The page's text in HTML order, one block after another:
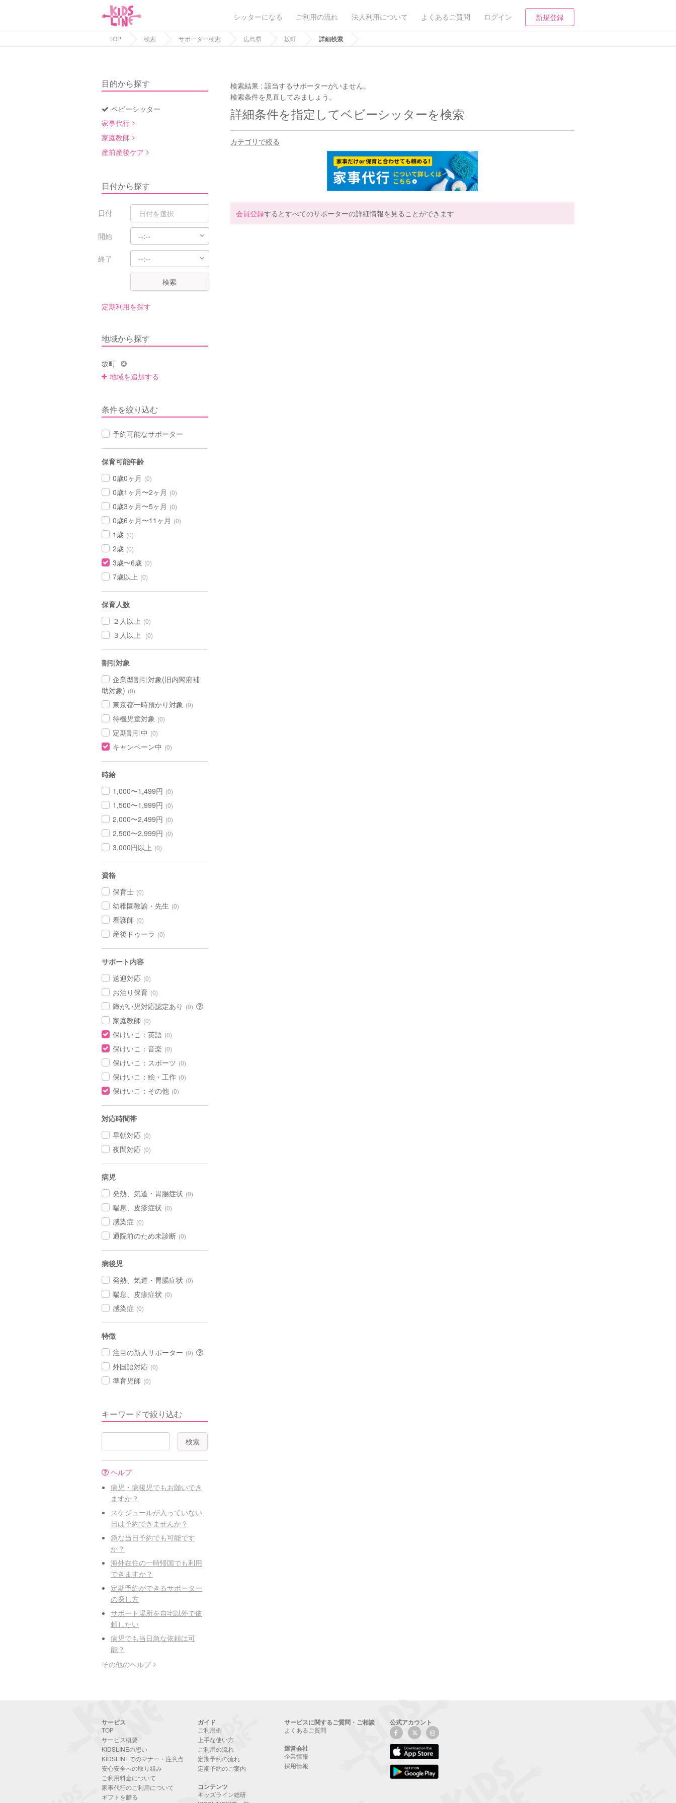
シッターになる ご利用の流れ 法人利用について よくあるご質問 ログイン 新規登録
TOP 検索 サポーター検索 広島県 坂町 詳細検索
目的から探す
ベビーシッター
家事代行
家庭教師
産前産後ケア
日付から探す
日付
開始
終了
検索
定期利用を探す
地域から探す
坂町
地域を追加する
条件を絞り込む
予約可能なサポーター
保育可能年齢
0歳0ヶ月 (0)
0歳1ヶ月〜2ヶ月 (0)
0歳3ヶ月〜5ヶ月 (0)
0歳6ヶ月〜11ヶ月 (0)
1歳 (0)
2歳 (0)
3歳〜6歳 (0)
7歳以上 (0)
保育人数
２人以上 (0)
３人以上 (0)
割引対象
企業型割引対象(旧内閣府補
助対象) (0)
東京都一時預かり対象 (0)
待機児童対象 (0)
定期割引中 (0)
キャンペーン中 (0)
時給
1,000〜1,499円 (0)
1,500〜1,999円 (0)
2,000〜2,499円 (0)
2,500〜2,999円 (0)
3,000円以上 (0)
資格
保育士 (0)
幼稚園教諭・先生 (0)
看護師 (0)
産後ドゥーラ (0)
サポート内容
送迎対応 (0)
お泊り保育 (0)
障がい児対応認定あり (0)
家庭教師 (0)
保けいこ：英語 (0)
保けいこ：音楽 (0)
保けいこ：スポーツ (0)
保けいこ：絵・工作 (0)
保けいこ：その他 (0)
対応時間帯
早朝対応 (0)
夜間対応 (0)
病児
発熱、気道・胃腸症状 (0)
喘息、皮疹症状 (0)
感染症 (0)
通院前のため未診断 (0)
病後児
発熱、気道・胃腸症状 (0)
喘息、皮疹症状 (0)
感染症 (0)
特徴
注目の新人サポーター (0)
外国語対応 (0)
準育児師 (0)
キーワードで絞り込む
ヘルプ
病児・病後児でもお願いでき
ますか？
スケジュールが入っていない
日は予約できませんか？
急な当日予約でも可能です
か？
海外在住の一時帰国でも利用
できますか？
定期予約ができるサポーター
の探し方
サポート場所を自宅以外で依
頼したい
病児でも当日急な依頼は可
能？
その他のヘルプ
検索結果 :該当するサポーターがいません。
検索条件を見直してみましょう。
詳細条件を指定してベビーシッターを検索
カテゴリで絞る
会員登録するとすべてのサポーターの詳細情報を見ることができます
サービス
TOP
サービス概要
KIDSLINEの想い
KIDSLINEでのマナー・注意点
安心安全への取り組み
ご利用料金について
家事代行のご利用について
ギフトを贈る
ガイド
ご利用例
上手な使い方
ご利用の流れ
定期予約の流れ
定期予約のご案内
コンテンツ
キッズライン総研
サービスに関するご質問・ご相談
よくあるご質問
運営会社
企業情報
採用情報
公式アカウント